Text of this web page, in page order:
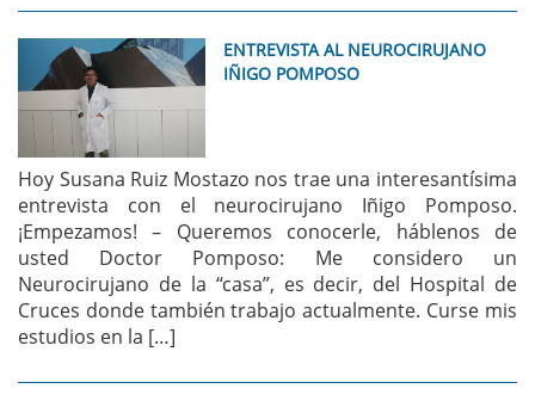
ENTREVISTA AL NEUROCIRUJANO
IÑIGO POMPOSO
Hoy Susana Ruiz Mostazo nos trae una interesantísima
entrevista con el neurocirujano Iñigo Pomposo.
¡Empezamos! – Queremos conocerle, háblenos de
usted Doctor Pomposo: Me considero un
Neurocirujano de la “casa”, es decir, del Hospital de
Cruces donde también trabajo actualmente. Curse mis
estudios en la […]